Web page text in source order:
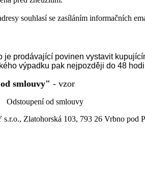
souhlasí se zasíláním informačních
je prodávající povinen vystavit
výpadku pak nejpozději do 48
smlouvy" - vzor
smlouvy
Zlatohorská 103, 793 26 Vrbno pod